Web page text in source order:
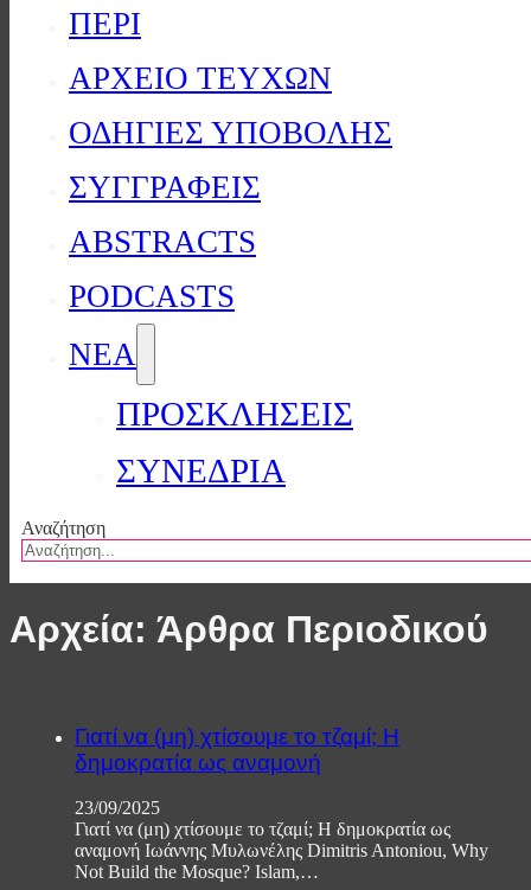
ΠΕΡΙ
ΑΡΧΕΙΟ ΤΕΥΧΩΝ
ΟΔΗΓΙΕΣ ΥΠΟΒΟΛΗΣ
ΣΥΓΓΡΑΦΕΙΣ
ABSTRACTS
PODCASTS
ΝΕΑ
ΠΡΟΣΚΛΗΣΕΙΣ
ΣΥΝΕΔΡΙΑ
Αναζήτηση
Αρχεία: Άρθρα Περιοδικού
Γιατί να (μη) χτίσουμε το τζαμί; Η
δημοκρατία ως αναμονή
23/09/2025
Γιατί να (μη) χτίσουμε το τζαμί; Η δημοκρατία ως
αναμονή Ιωάννης Μυλωνέλης Dimitris Antoniou, Why
Not Build the Mosque? Islam,…